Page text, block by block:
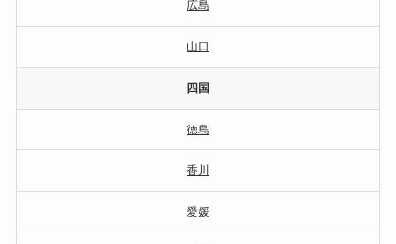
広島
山口
四国
徳島
香川
愛媛